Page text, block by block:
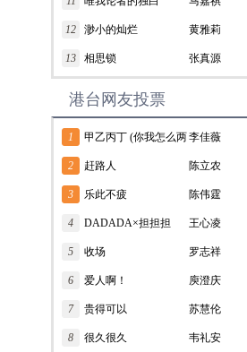
12 渺小的灿烂 黄雅莉
13 相思锁 张真源
港台网友投票
1 甲乙丙丁 (你我怎么两
清)
李佳薇
2 赶路人 陈立农
3 乐此不疲 陈伟霆
4 DADADA×担担担 王心凌
5 收场 罗志祥
6 爱人啊！ 庾澄庆
7 贵得可以 苏慧伦
8 很久很久 韦礼安